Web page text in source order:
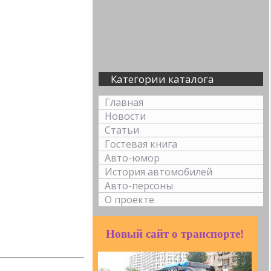
Категории каталога
Главная
Новости
Статьи
Гостевая книга
Авто-юмор
История автомобилей
Авто-персоны
О проекте
Новый сайт о транспорте!